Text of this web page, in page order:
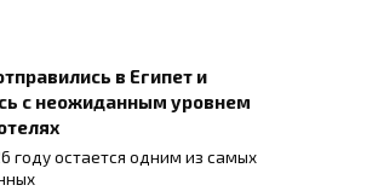
в Египет и
с неожиданным уровнем
году остается одним из самых